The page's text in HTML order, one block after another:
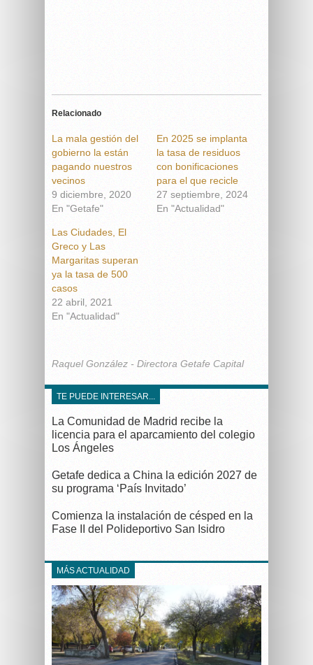
Relacionado
La mala gestión del
gobierno la están
pagando nuestros
vecinos
9 diciembre, 2020
En "Getafe"
En 2025 se implanta
la tasa de residuos
con bonificaciones
para el que recicle
27 septiembre, 2024
En "Actualidad"
Las Ciudades, El
Greco y Las
Margaritas superan
ya la tasa de 500
casos
22 abril, 2021
En "Actualidad"
Raquel González - Directora Getafe Capital
TE PUEDE INTERESAR...
La Comunidad de Madrid recibe la
licencia para el aparcamiento del colegio
Los Ángeles
Getafe dedica a China la edición 2027 de
su programa ‘País Invitado’
Comienza la instalación de césped en la
Fase II del Polideportivo San Isidro
MÁS ACTUALIDAD